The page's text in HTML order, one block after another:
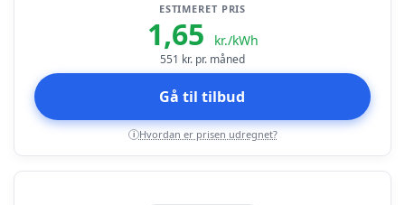
ESTIMERET PRIS
1,65 kr./kWh
551 kr. pr. måned
Gå til tilbud
i Hvordan er prisen udregnet?